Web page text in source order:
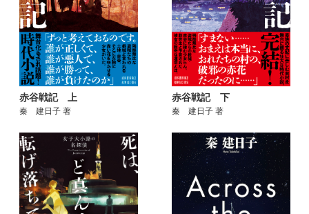
赤谷戦記 上
秦 建日子 著
赤谷戦記 下
秦 建日子 著